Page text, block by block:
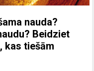
nauda?
Beidziet
kas tiešām